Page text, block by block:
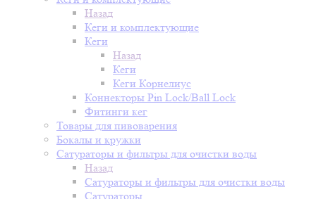
Назад
Кеги и комплектующие
Кеги
Назад
Кеги
Кеги Корнелиус
Коннекторы Pin Lock/Ball Lock
Фитинги кег
Товары для пивоварения
Бокалы и кружки
Сатураторы и фильтры для очистки воды
Назад
Сатураторы и фильтры для очистки воды
Сатураторы